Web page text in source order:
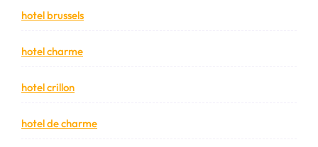
hotel brussels
hotel charme
hotel crillon
hotel de charme